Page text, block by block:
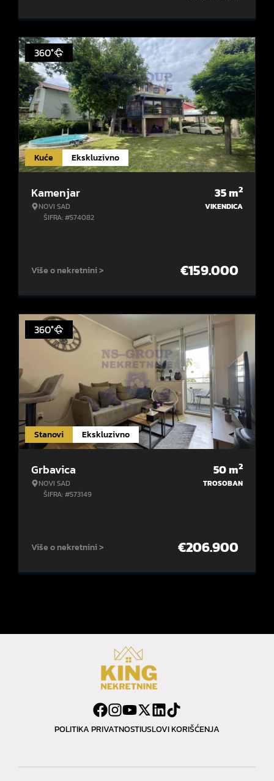
Kuće Ekskluzivno
360°
Kamenjar
NOVI SAD
ŠIFRA: #574082
35m2
VIKENDICA
Više o nekretnini > €159.000
Stanovi Ekskluzivno
360°
Grbavica
NOVI SAD
ŠIFRA: #573149
50m2
TROSOBAN
Više o nekretnini > €206.900
POLITIKA PRIVATNOSTIUSLOVI KORIŠĆENJA